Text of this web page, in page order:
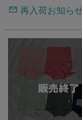
再入荷お知ら